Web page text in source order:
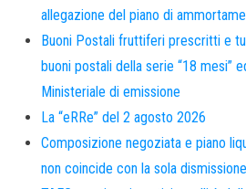
allegazione del piano di
Buoni Postali fruttiferi prescritti e
buoni postali della serie “18 mesi”
Ministeriale di emissione
La “eRRe” del 2 agosto 2026
Composizione negoziata e piano
non coincide con la sola